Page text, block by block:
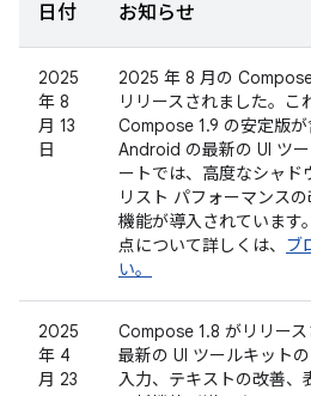
日付 お知らせ
2025
年 8
月 13
日
2025 年 8 月の
リリースされました。
Compose 1.9 の安定版が
Android の最新の UI ツ
ートでは、高度なシャド
リスト パフォーマンス
機能が導入されています
点について詳しくは、 ブ
い。
2025
年 4
月 23
Compose 1.8 がリリー
最新の UI ツールキット
入力、テキストの改善、